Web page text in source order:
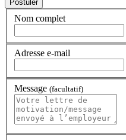
Nom complet
Adresse e-mail
Message (facultatif)